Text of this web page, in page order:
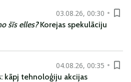
03.08.26, 00:30
šīs elles?Korejas spekulāciju
04.08.26, 00:35
kāpj tehnoloģiju akcijas